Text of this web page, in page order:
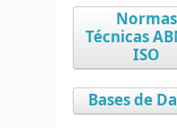
Normas
Técnicas
ISO
Bases de